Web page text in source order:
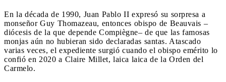
En la década de 1990, Juan Pablo II expresó su sorpresa a
monseñor Guy Thomazeau, entonces obispo de Beauvais –
diócesis de la que depende Compiègne– de que las famosas
monjas aún no hubieran sido declaradas santas. Atascado
varias veces, el expediente surgió cuando el obispo emérito lo
confió en 2020 a Claire Millet, laica laica de la Orden del
Carmelo.